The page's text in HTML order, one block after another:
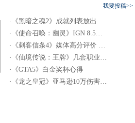
我要投稿>>
·
《黑暗之魂2》成就列表放出 …
·
《使命召唤：幽灵》IGN 8.5…
·
《刺客信条4》媒体高分评价 …
·
《仙境传说：王牌》几套职业…
·
《GTA5》白金奖杯心得
·
《龙之皇冠》亚马逊10万伤害…